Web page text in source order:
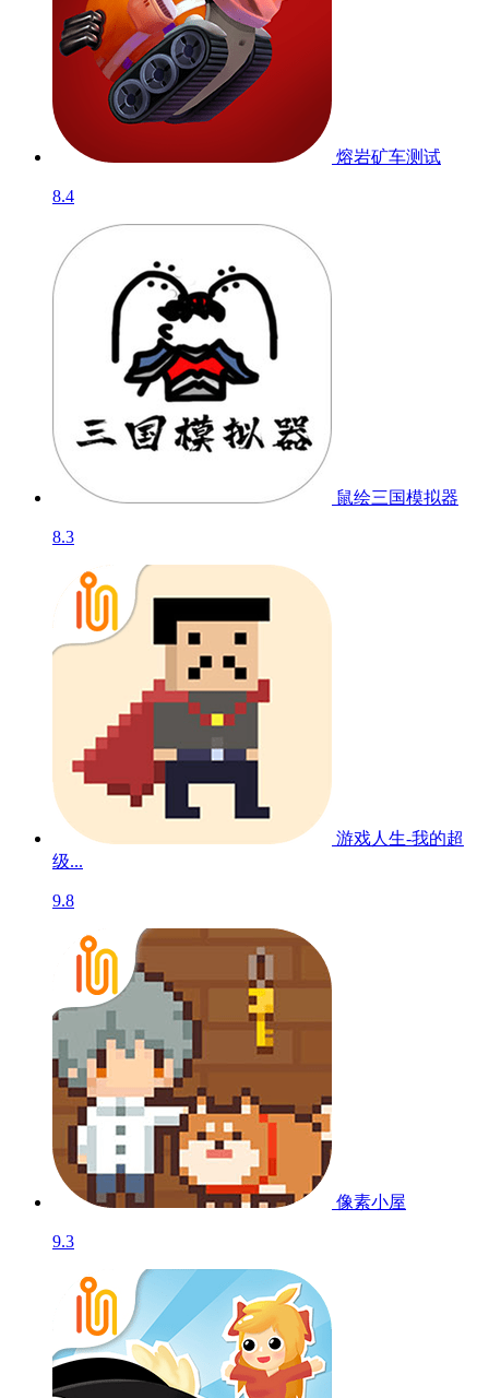
熔岩矿车测试
8.4
鼠绘三国模拟器
8.3
游戏人生-我的超
级...
9.8
像素小屋
9.3